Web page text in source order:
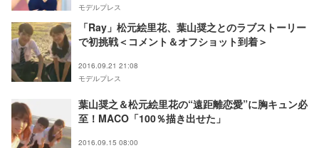
モデルプレス
「Ray」松元絵里花、葉山奨之とのラブストーリー
で初挑戦＜コメント＆オフショット到着＞
2016.09.21 21:08
モデルプレス
葉山奨之＆松元絵里花の“遠距離恋愛”に胸キュン必
至！MACO「100％描き出せた」
2016.09.15 08:00